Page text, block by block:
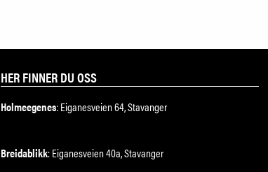
HER FINNER DU OSS
Holmeegenes: Eiganesveien 64, Stavanger
Breidablikk: Eiganesveien 40a, Stavanger